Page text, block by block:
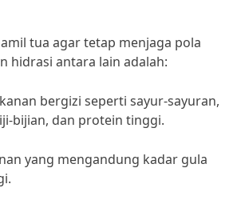
tua agar tetap menjaga pola
hidrasi antara lain adalah:
bergizi seperti sayur-sayuran,
bijian, dan protein tinggi.
yang mengandung kadar gula